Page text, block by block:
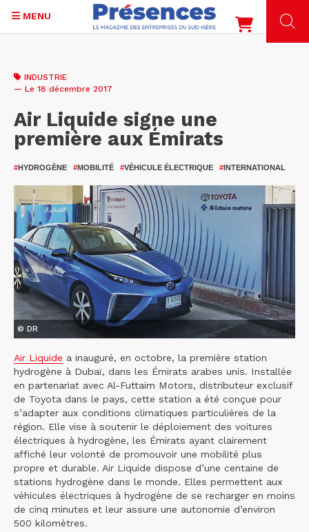
contenu
MENU
INDUSTRIE
— Le 18 décembre 2017
Air Liquide signe une
première aux Émirats
#HYDROGÈNE #MOBILITÉ #VÉHICULE ÉLECTRIQUE #INTERNATIONAL
© DR
Air Liquide a inauguré, en octobre, la première station
hydrogène à Dubaï, dans les Émirats arabes unis. Installée
en partenariat avec Al-Futtaim Motors, distributeur exclusif
de Toyota dans le pays, cette station a été conçue pour
s’adapter aux conditions climatiques particulières de la
région. Elle vise à soutenir le déploiement des voitures
électriques à hydrogène, les Émirats ayant clairement
affiché leur volonté de promouvoir une mobilité plus
propre et durable. Air Liquide dispose d’une centaine de
stations hydrogène dans le monde. Elles permettent aux
véhicules électriques à hydrogène de se recharger en moins
de cinq minutes et leur assure une autonomie d’environ
500 kilomètres.